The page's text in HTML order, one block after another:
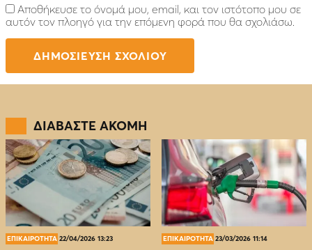
Αποθήκευσε το όνομά μου, email, και τον ιστότοπο μου σε
αυτόν τον πλοηγό για την επόμενη φορά που θα σχολιάσω.
ΔΙΑΒΑΣΤΕ ΑΚΟΜΗ
ΕΠΙΚΑΙΡΟΤΗΤΑ 22/04/2026 13:23 ΕΠΙΚΑΙΡΟΤΗΤΑ 23/03/2026 11:14